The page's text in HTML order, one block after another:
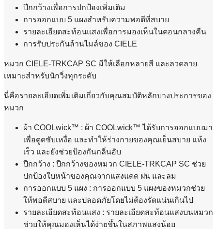
ปีกกว้างเพื่อการปกป้องเพิ่มเติม
การออกแบบ 5 แผงสำหรับความพอดีที่สบาย
รายละเอียดสะท้อนแสงเพื่อการมองเห็นในตอนกลางคืน
การรับประกันล้านไมล์ของ CIELE
หมวก CIELE-TRKCAP SC มีให้เลือกหลายสี และลวดลาย
เหมาะสำหรับนักวิ่งทุกระดับ
นี่คือรายละเอียดเพิ่มเติมเกี่ยวกับคุณสมบัติหลักบางประการของ
หมวก
ผ้า COOLwick™ : ผ้า COOLwick™ ได้รับการออกแบบมา
เพื่อดูดซับเหงื่อ และทำให้ร่างกายของคุณเย็นสบาย แห้ง
เร็ว และยังช่วยป้องกันกลิ่นอับ
ปีกกว้าง : ปีกกว้างของหมวก CIELE-TRKCAP SC ช่วย
ปกป้องใบหน้าของคุณจากแสงแดด ฝน และลม
การออกแบบ 5 แผง : การออกแบบ 5 แผงของหมวกช่วย
ให้พอดีสบาย และปลอดภัยโดยไม่ต้องรัดแน่นเกินไป
รายละเอียดสะท้อนแสง : รายละเอียดสะท้อนแสงบนหมวก
ช่วยให้คุณมองเห็นได้ง่ายขึ้นในสภาพแสงน้อย